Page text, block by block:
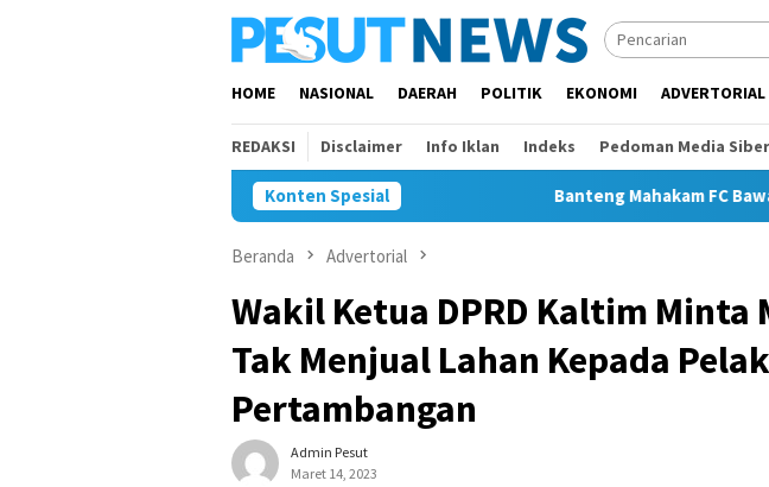
HOME NASIONAL DAERAH POLITIK EKONOMI ADVERTORIAL
REDAKSI Disclaimer Info Iklan Indeks Pedoman Media Siber
Konten Spesial Banteng Mahakam FC Bawa Misi Juara
Beranda Advertorial
Wakil Ketua DPRD Kaltim Minta
Tak Menjual Lahan Kepada
Pertambangan
Admin Pesut
Maret 14, 2023